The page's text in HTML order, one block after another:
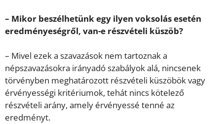
– Mikor beszélhetünk egy ilyen voksolás esetén
eredményeségről, van-e részvételi küszöb?
– Mivel ezek a szavazások nem tartoznak a
népszavazásokra irányadó szabályok alá, nincsenek
törvényben meghatározott részvételi küszöbök vagy
érvényességi kritériumok, tehát nincs kötelező
részvételi arány, amely érvényessé tenné az
eredményt.